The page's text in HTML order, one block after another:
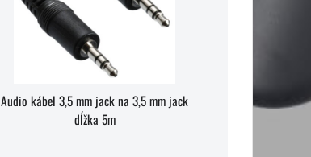
Audio kábel 3,5 mm jack na 3,5 mm jack
dĺžka 5m